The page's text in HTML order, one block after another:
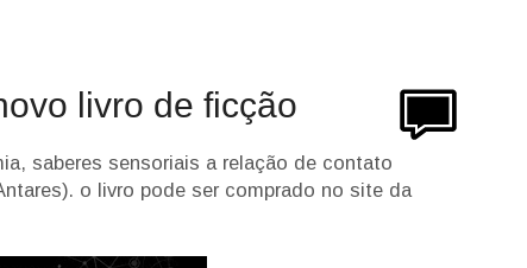
livro de ficção
saberes sensoriais a relação de contato
o livro pode ser comprado no site da